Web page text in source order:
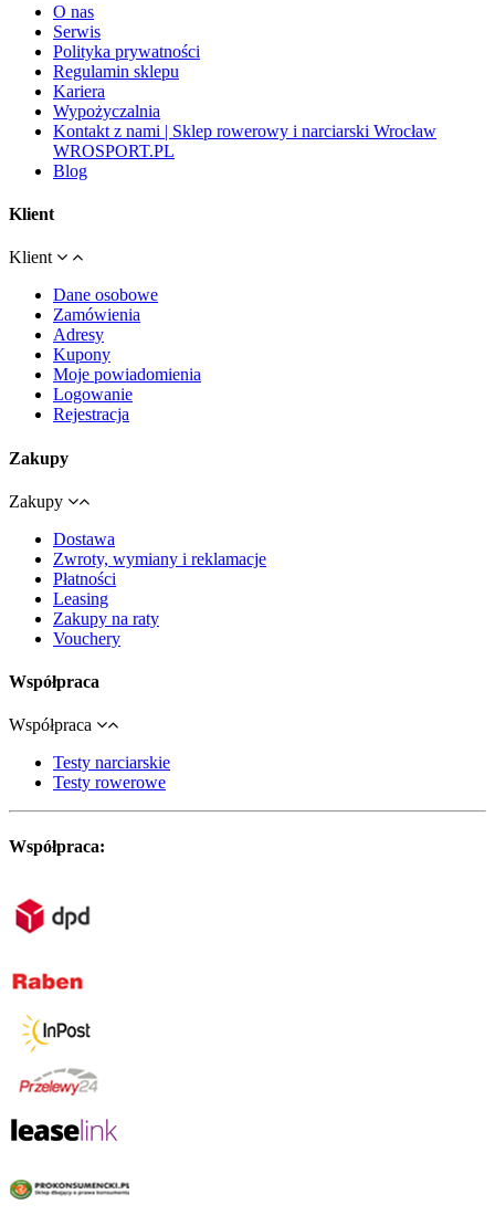
O nas
Serwis
Polityka prywatności
Regulamin sklepu
Kariera
Wypożyczalnia
Kontakt z nami | Sklep rowerowy i narciarski Wrocław
WROSPORT.PL
Blog
Klient
Klient
Dane osobowe
Zamówienia
Adresy
Kupony
Moje powiadomienia
Logowanie
Rejestracja
Zakupy
Zakupy
Dostawa
Zwroty, wymiany i reklamacje
Płatności
Leasing
Zakupy na raty
Vouchery
Współpraca
Współpraca
Testy narciarskie
Testy rowerowe
Współpraca: